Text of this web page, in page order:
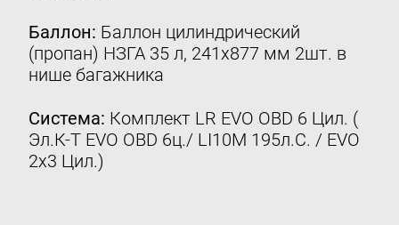
Оставить отзыв
Email
Баллон: Баллон цилиндрический
(пропан) НЗГА 35 л, 241х877 мм 2шт. в
нише багажника
Система: Комплект LR EVO ОBD 6 Цил. (
Эл.К-Т EVO OBD 6ц./ LI10M 195л.С. / EVO
2х3 Цил.)